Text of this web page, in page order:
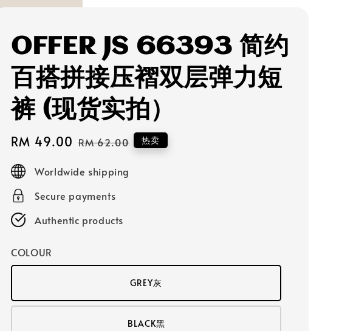
OFFER JS 66393 简约
百搭拼接压褶双层弹力短
裤 (现货实拍）
Sale
price
RM 49.00 Regular
RM 62.00 热卖
Worldwide shipping
Secure payments
Authentic products
COLOUR
GREY灰
BLACK黑